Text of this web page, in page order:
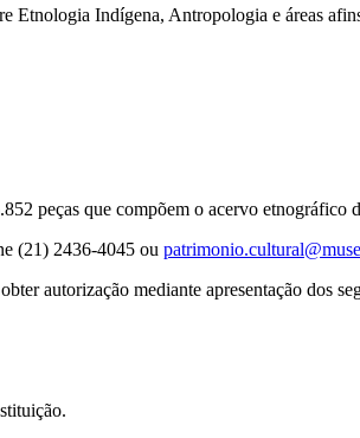
Etnologia Indígena, Antropologia e áreas
peças que compõem o acervo
(21) 2436-4045 ou
autorização mediante apresentação dos